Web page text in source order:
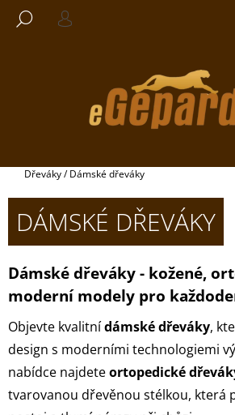
HLEDAT
PŘIHLÁŠENÍ
Domů
Dřeváky/ Dámské dřeváky
DÁMSKÉ DŘEVÁKY
Dámské dřeváky - kožené,
moderní modely pro
Objevte kvalitnídámské dřeváky,
design s moderními technologiemi
nabídce najdeteortopedické
tvarovanou dřevěnou stélkou, která
POTŘEBUJETE
HLEDAT
DOPORUČUJEME
ZDRAVOTNÍ
PANTOFLE
BZ115
HNĚDÁ
NUBUK